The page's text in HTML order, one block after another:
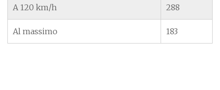
A 120 km/h 288
Al massimo 183